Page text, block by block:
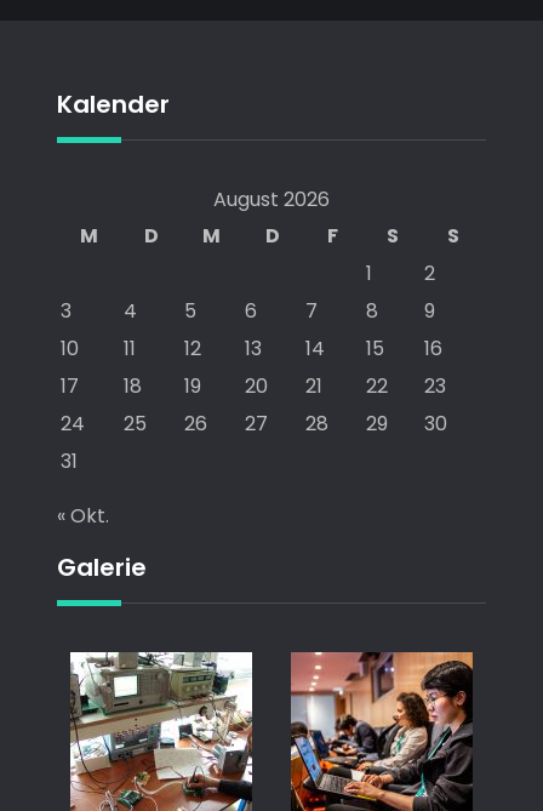
Kalender
August 2026
M
D M D F S
S
1
2
3
4 5 6 7 8
9
10
11 12 13 14 15
16
17
18 19 20 21 22
23
24
25 26 27 28 29
30
31
« Okt.
Galerie